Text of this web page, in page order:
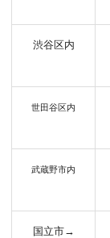
渋谷区内
世田谷区内
武蔵野市内
国立市→